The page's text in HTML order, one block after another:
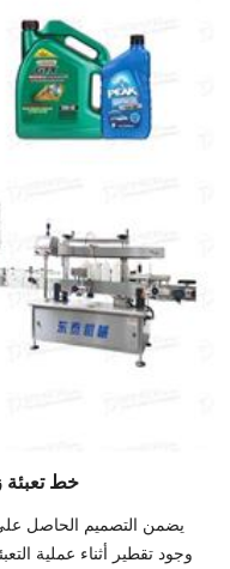
خط تعبئة
يضمن التصميم الحاصل
وجود تقطير أثناء عملية